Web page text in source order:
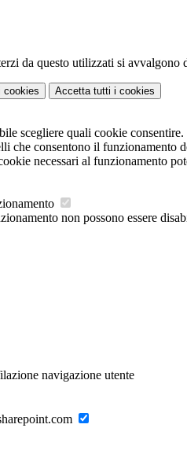
da questo utilizzati si
cookies Accetta tutti i cookies
scegliere quali cookie consentire.
che consentono il funzionamento
necessari al funzionamento
non possono essere
navigazione utente